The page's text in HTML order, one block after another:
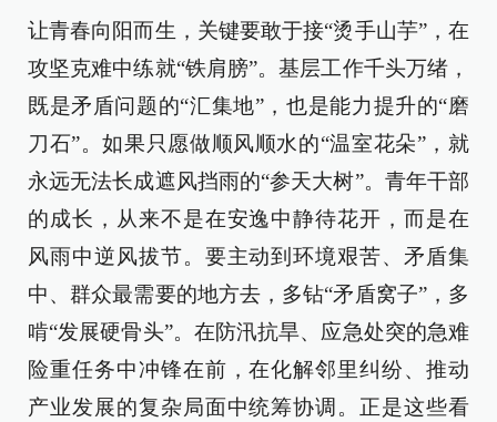
让青春向阳而生，关键要敢于接“烫手山芋”，在
攻坚克难中练就“铁肩膀”。基层工作千头万绪，
既是矛盾问题的“汇集地”，也是能力提升的“磨
刀石”。如果只愿做顺风顺水的“温室花朵”，就
永远无法长成遮风挡雨的“参天大树”。青年干部
的成长，从来不是在安逸中静待花开，而是在
风雨中逆风拔节。要主动到环境艰苦、矛盾集
中、群众最需要的地方去，多钻“矛盾窝子”，多
啃“发展硬骨头”。在防汛抗旱、应急处突的急难
险重任务中冲锋在前，在化解邻里纠纷、推动
产业发展的复杂局面中统筹协调。正是这些看